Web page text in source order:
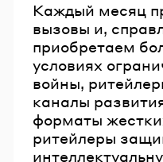
Каждый месяц
вызовы и,
приобретаем
условиях
войны,
каналы
форматы
ритейлеры